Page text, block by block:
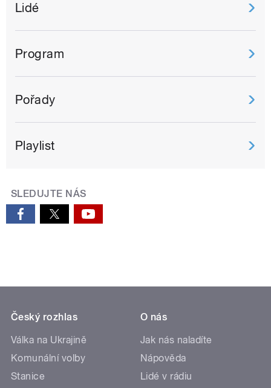
Lidé
Program
Pořady
Playlist
SLEDUJTE NÁS
Český rozhlas
Válka na Ukrajině
Komunální volby
Stanice
O nás
Jak nás naladíte
Nápověda
Lidé v rádiu